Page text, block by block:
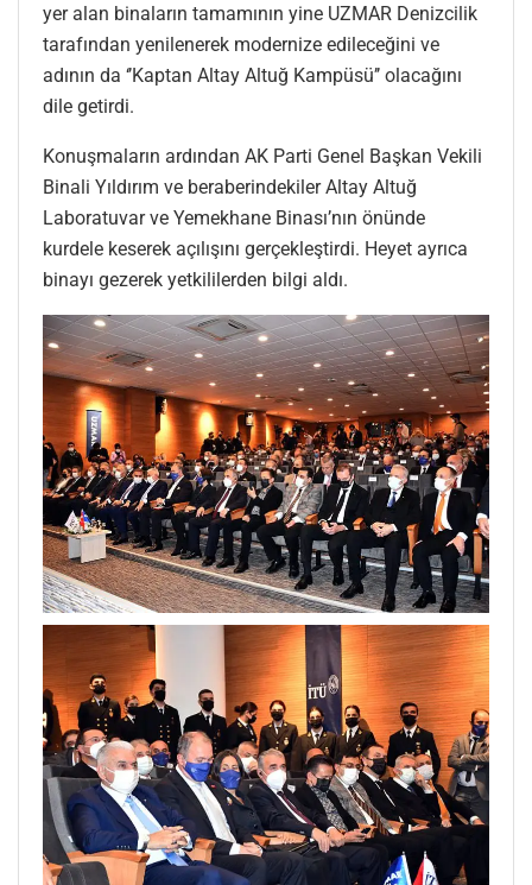
yer alan binaların tamamının yine UZMAR Denizcilik
tarafından yenilenerek modernize edileceğini ve
adının da ‘’Kaptan Altay Altuğ Kampüsü’’ olacağını
dile getirdi.
Konuşmaların ardından AK Parti Genel Başkan Vekili
Binali Yıldırım ve beraberindekiler Altay Altuğ
Laboratuvar ve Yemekhane Binası’nın önünde
kurdele keserek açılışını gerçekleştirdi. Heyet ayrıca
binayı gezerek yetkililerden bilgi aldı.